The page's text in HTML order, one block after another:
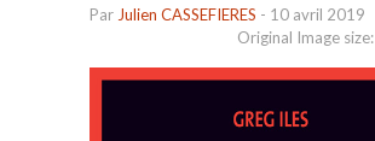
Par Julien CASSEFIERES - 10 avril 2019
Original Image size: